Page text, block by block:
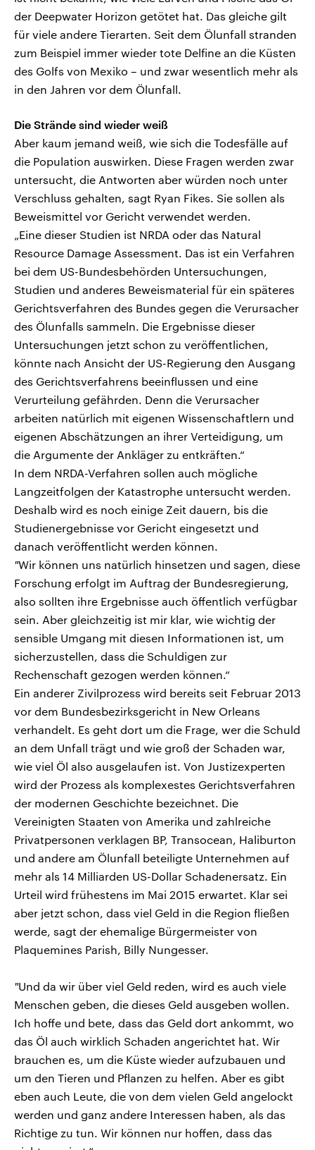
der Deepwater Horizon getötet hat. Das gleiche gilt
für viele andere Tierarten. Seit dem Ölunfall stranden
zum Beispiel immer wieder tote Delfine an die Küsten
des Golfs von Mexiko – und zwar wesentlich mehr als
in den Jahren vor dem Ölunfall.
Die Strände sind wieder weiß
Aber kaum jemand weiß, wie sich die Todesfälle auf
die Population auswirken. Diese Fragen werden zwar
untersucht, die Antworten aber würden noch unter
Verschluss gehalten, sagt Ryan Fikes. Sie sollen als
Beweismittel vor Gericht verwendet werden.
„Eine dieser Studien ist NRDA oder das Natural
Resource Damage Assessment. Das ist ein Verfahren
bei dem US-Bundesbehörden Untersuchungen,
Studien und anderes Beweismaterial für ein späteres
Gerichtsverfahren des Bundes gegen die Verursacher
des Ölunfalls sammeln. Die Ergebnisse dieser
Untersuchungen jetzt schon zu veröffentlichen,
könnte nach Ansicht der US-Regierung den Ausgang
des Gerichtsverfahrens beeinflussen und eine
Verurteilung gefährden. Denn die Verursacher
arbeiten natürlich mit eigenen Wissenschaftlern und
eigenen Abschätzungen an ihrer Verteidigung, um
die Argumente der Ankläger zu entkräften.“
In dem NRDA-Verfahren sollen auch mögliche
Langzeitfolgen der Katastrophe untersucht werden.
Deshalb wird es noch einige Zeit dauern, bis die
Studienergebnisse vor Gericht eingesetzt und
danach veröffentlicht werden können.
"Wir können uns natürlich hinsetzen und sagen, diese
Forschung erfolgt im Auftrag der Bundesregierung,
also sollten ihre Ergebnisse auch öffentlich verfügbar
sein. Aber gleichzeitig ist mir klar, wie wichtig der
sensible Umgang mit diesen Informationen ist, um
sicherzustellen, dass die Schuldigen zur
Rechenschaft gezogen werden können.“
Ein anderer Zivilprozess wird bereits seit Februar 2013
vor dem Bundesbezirksgericht in New Orleans
verhandelt. Es geht dort um die Frage, wer die Schuld
an dem Unfall trägt und wie groß der Schaden war,
wie viel Öl also ausgelaufen ist. Von Justizexperten
wird der Prozess als komplexestes Gerichtsverfahren
der modernen Geschichte bezeichnet. Die
Vereinigten Staaten von Amerika und zahlreiche
Privatpersonen verklagen BP, Transocean, Haliburton
und andere am Ölunfall beteiligte Unternehmen auf
mehr als 14 Milliarden US-Dollar Schadenersatz. Ein
Urteil wird frühestens im Mai 2015 erwartet. Klar sei
aber jetzt schon, dass viel Geld in die Region fließen
werde, sagt der ehemalige Bürgermeister von
Plaquemines Parish, Billy Nungesser.
"Und da wir über viel Geld reden, wird es auch viele
Menschen geben, die dieses Geld ausgeben wollen.
Ich hoffe und bete, dass das Geld dort ankommt, wo
das Öl auch wirklich Schaden angerichtet hat. Wir
brauchen es, um die Küste wieder aufzubauen und
um den Tieren und Pflanzen zu helfen. Aber es gibt
eben auch Leute, die von dem vielen Geld angelockt
werden und ganz andere Interessen haben, als das
Richtige zu tun. Wir können nur hoffen, dass das